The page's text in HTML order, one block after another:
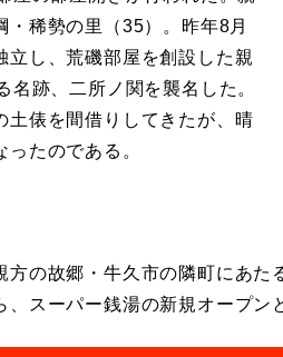
・稀勢の里（35）。昨年8月
立し、荒磯部屋を創設した親
名跡、二所ノ関を襲名した。
土俵を間借りしてきたが、晴
たのである。
の故郷・牛久市の隣町にあた
、スーパー銭湯の新規オープン